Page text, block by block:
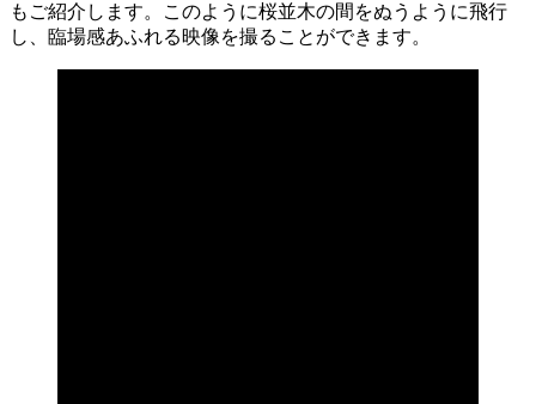
もご紹介します。このように桜並木の間をぬうように飛行
し、臨場感あふれる映像を撮ることができます。